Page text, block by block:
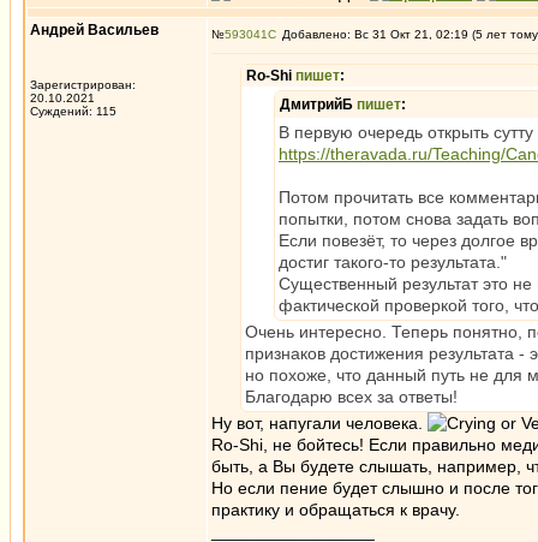
Андрей Васильев
Зарегистрирован:
20.10.2021
Суждений: 115
№593041 Добавлено: Вс 31 Окт 21, 02:19 (5 лет
Ro-Shi пишет:
ДмитрийБ пишет:
В первую очередь открыть сутту
https://theravada.ru/Teaching/
Потом прочитать все
попытки, потом снова задать
Если повезёт, то через долгое
достиг такого-то результата."
Существенный результат это
фактической проверкой того,
Очень интересно. Теперь понятно,
признаков достижения
но похоже, что данный путь не для
Благодарю всех за ответы!
Ну вот, напугали человека.
Ro-Shi, не бойтесь! Если правильно
быть, а Вы будете слышать, например,
Но если пение будет слышно и после
практику и обращаться к врачу.